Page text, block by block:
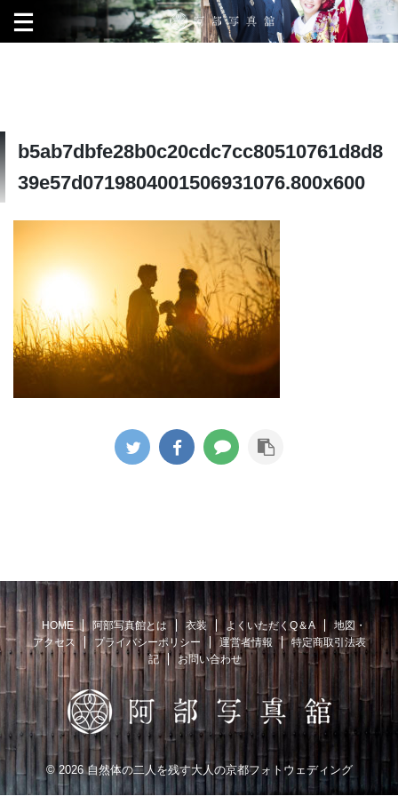
b5ab7dbfe28b0c20cdc7cc80510761d8d8
39e57d0719804001506931076.800x600
HOME 阿部写真館とは 衣装 よくいただくQ＆A
地図・
アクセス
プライバシーポリシー 運営者情報
特定商取引法表
記
お問い合わせ
© 2026 自然体の二人を残す大人の京都フォトウェディング